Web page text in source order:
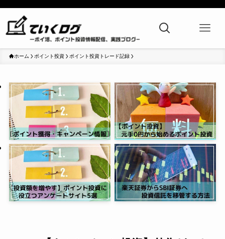
ホーム ポイント投資 ポイント投資トレード記録